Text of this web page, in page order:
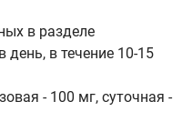
в разделе
день, в течение 10-15
- 100 мг, суточная -